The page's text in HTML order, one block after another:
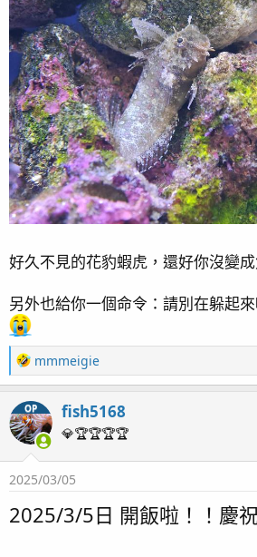
還是喜歡看鏡頭~
好久不見的花豹蝦虎，還好你沒變
另外也給你一個命令：請別在躲起
R
e
c
t
i
o
n
：
mmmeigie
OP fish5168
💎🏆🏆🏆🏆
2025/03/05
2025/3/5日 開飯啦！！慶